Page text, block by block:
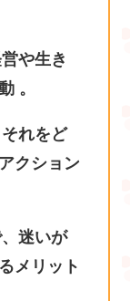
や生き
。
れをど
クション
迷いが
メリット